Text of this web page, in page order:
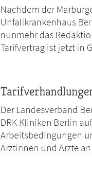
Nachdem der
Unfallkrankenhaus
nunmehr das
Tarifvertrag ist jetzt in
Der Landesverband
DRK Kliniken Berlin
Arbeitsbedingungen
Ärztinnen und Ärzte